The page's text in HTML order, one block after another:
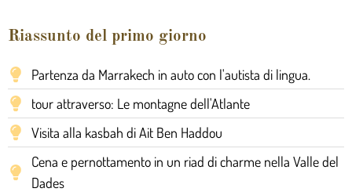
Riassunto del primo giorno
Partenza da Marrakech in auto con l'autista di lingua.
tour attraverso: Le montagne dell'Atlante
Visita alla kasbah di Ait Ben Haddou
Cena e pernottamento in un riad di charme nella Valle del
Dades